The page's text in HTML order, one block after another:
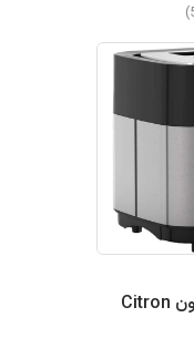
توستر نان 2 اسلایس سیترون Citron